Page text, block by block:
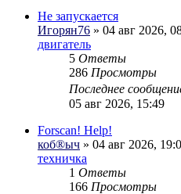
Не запускается
Игорян76 » 04 авг 2026,
двигатель
5 Ответы
286 Просмотры
Последнее
05 авг 2026, 15:49
Forscan! Help!
коб®ыч » 04 авг 2026,
техничка
1 Ответы
166 Просмотры